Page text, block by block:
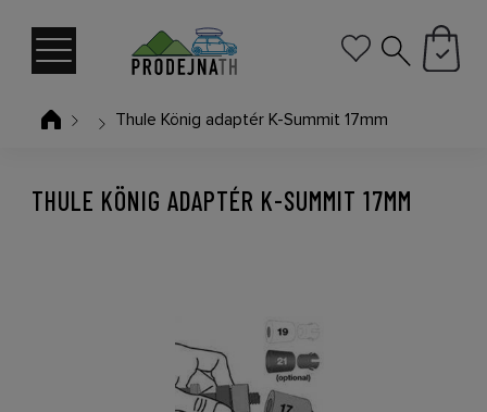
Thule König adaptér K-Summit 17mm
THULE KÖNIG ADAPTÉR K-SUMMIT 17MM